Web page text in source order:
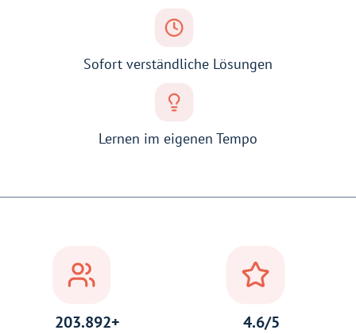
Sofort verständliche Lösungen
Lernen im eigenen Tempo
203.892+ 4.6/5